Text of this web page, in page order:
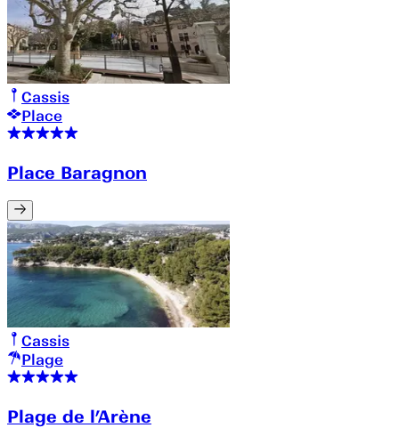
Cassis
Place
Place Baragnon
Cassis
Plage
Plage de l’Arène